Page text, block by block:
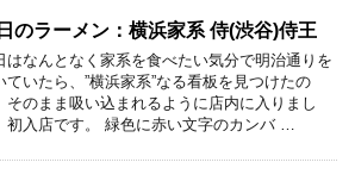
のラーメン：横浜家系 侍(渋谷)侍王
はなんとなく家系を食べたい気分で明治通りを
ていたら、”横浜家系”なる看板を見つけたの
そのまま吸い込まれるように店内に入りまし
初入店です。 緑色に赤い文字のカンバ …